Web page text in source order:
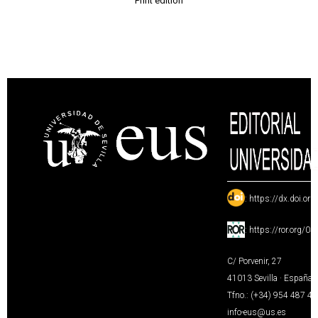
: https://
: https://ror.org/
C/ Porvenir, 27
41013 Sevilla · España
Tfno.: (+34) 954 487
info-eus@us.es